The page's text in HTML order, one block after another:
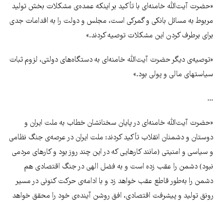
«حضرت آیت‌الله خامنه‌ای با تأکید بر اینکه عمده‌ی مشکلات بخش تولید
مربوط به مسائل بانکی و گمرکی است، مجلس و دولت را به اقدامات جدی
برای برطرف کردن این مشکلات توصیه کردند.»
«توصیه‌ی دیگر حضرت آیت‌الله خامنه‌ای به دستگاه‌های دولتی، لزوم ثبات
سیاستهای مالی و پولی بود.»
...
«حضرت آیت‌الله خامنه‌ای در پایان سخنانشان خطاب به ملت ایران و
دوستان و دشمنان انقلاب تأکید کردند: ملت ایران در عرصه‌ی جنگ نظامی
و سیاسی و امنیتی (مانند کارهایی که در این چند روز بود و کارهای مردمی
نبود) دشمن را عقب زده است و به فضل الهی در جنگ اقتصادی هم
دشمن را به‌طور قاطع عقب خواهد زد و با ادامه‌ی حرکت کنونی در مسیر
رونق تولید و پیشرفت اقتصادی، افق روشن آینده‌ی خود را محقق خواهد